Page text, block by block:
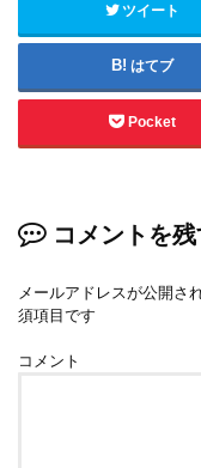
ツイート
はてブ
Pocket
コメントを
メールアドレスが公開さ
須項目です
コメント